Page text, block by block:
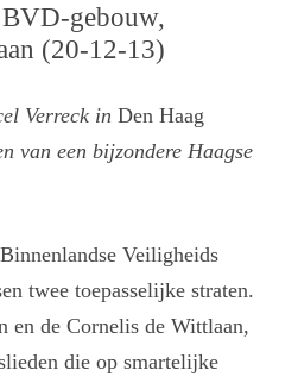
gebouw,
(20-12-13)
Verreck in Den Haag
van een bijzondere Haagse
Veiligheids
twee toepasselijke straten.
en de Cornelis de Wittlaan,
die op smartelijke